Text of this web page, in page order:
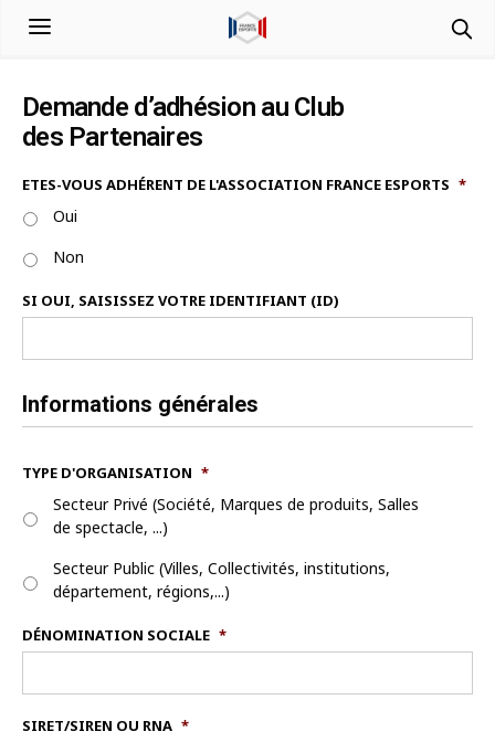
Demande d’adhésion au Club
des Partenaires
ETES-VOUS ADHÉRENT DE L'ASSOCIATION FRANCE ESPORTS *
Oui
Non
SI OUI, SAISISSEZ VOTRE IDENTIFIANT (ID)
Informations générales
TYPE D'ORGANISATION *
Secteur Privé (Société, Marques de produits, Salles
de spectacle, ...)
Secteur Public (Villes, Collectivités, institutions,
département, régions,...)
DÉNOMINATION SOCIALE *
SIRET/SIREN OU RNA *